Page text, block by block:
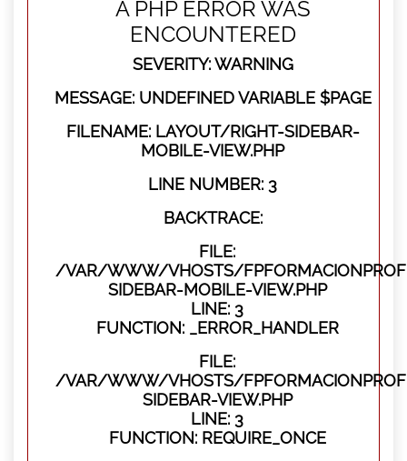
A PHP ERROR WAS
ENCOUNTERED
SEVERITY: WARNING
MESSAGE: UNDEFINED VARIABLE $PAGE
FILENAME: LAYOUT/RIGHT-SIDEBAR-
MOBILE-VIEW.PHP
LINE NUMBER: 3
BACKTRACE:
FILE:
/VAR/WWW/VHOSTS/
SIDEBAR-MOBILE-VIEW.PHP
LINE: 3
FUNCTION: _ERROR_HANDLER
FILE:
/VAR/WWW/VHOSTS/
SIDEBAR-VIEW.PHP
LINE: 3
FUNCTION: REQUIRE_ONCE